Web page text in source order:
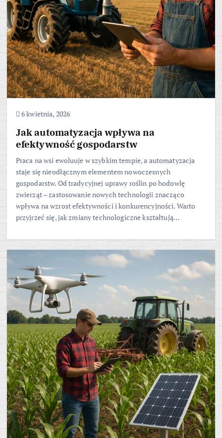
6 kwietnia, 2026
Jak automatyzacja wpływa na
efektywność gospodarstw
Praca na wsi ewoluuje w szybkim tempie, a automatyzacja
staje się nieodłącznym elementem nowoczesnych
gospodarstw. Od tradycyjnej uprawy roślin po hodowlę
zwierząt – zastosowanie nowych technologii znacząco
wpływa na wzrost efektywności i konkurencyjności. Warto
przyjrzeć się, jak zmiany technologiczne kształtują…